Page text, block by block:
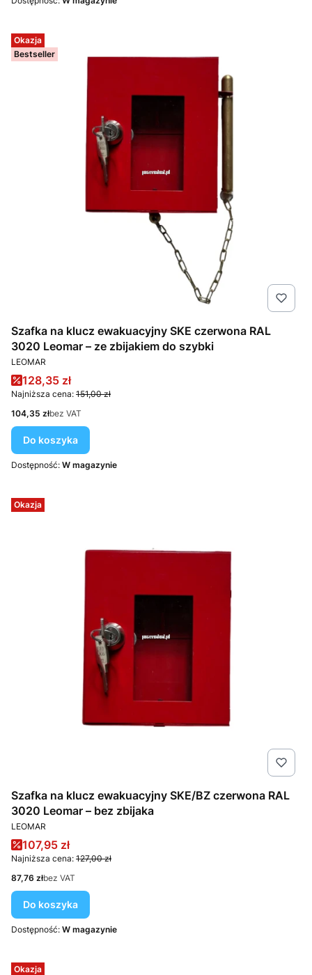
Okazja
Bestseller
Szafka na klucz ewakuacyjny SKE czerwona RAL
3020 Leomar – ze zbijakiem do szybki
PRODUCENT
LEOMAR
Cena promocyjna
128,35 zł
Najniższa cena: 151,00 zł
Cena
104,35 złbez VAT
Do koszyka
Dostępność: W magazynie
Okazja
Szafka na klucz ewakuacyjny SKE/BZ czerwona RAL
3020 Leomar – bez zbijaka
PRODUCENT
LEOMAR
Cena promocyjna
107,95 zł
Najniższa cena: 127,00 zł
Cena
87,76 złbez VAT
Do koszyka
Dostępność: W magazynie
Okazja